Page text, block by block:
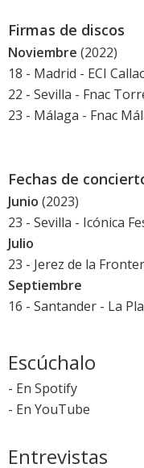
Firmas de discos
Noviembre (2022)
18 - Madrid - ECI
22 - Sevilla - Fnac
23 - Málaga - Fnac
Fechas de
Junio (2023)
23 - Sevilla - Icónica
Julio
23 - Jerez de la
Septiembre
16 - Santander - La
Escúchalo
- En Spotify
- En YouTube
Entrevistas